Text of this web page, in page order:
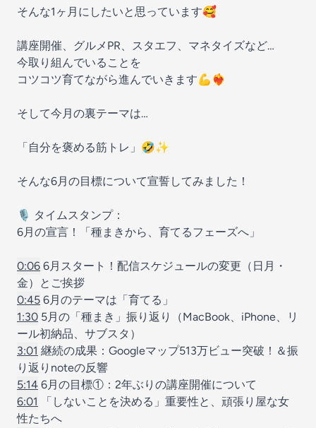
そんな1ヶ月にしたいと思っています🥰
講座開催、グルメPR、スタエフ、マネタイズなど…
今取り組んでいることを
コツコツ育てながら進んでいきます💪❤️‍🔥
そして今月の裏テーマは…
「自分を褒める筋トレ」🤣✨
そんな6月の目標について宣誓してみました！
🎙️ タイムスタンプ：
6月の宣言！「種まきから、育てるフェーズへ」
0:06 6月スタート！配信スケジュールの変更（日月・
金）とご挨拶
0:45 6月のテーマは「育てる」
1:30 5月の「種まき」振り返り（MacBook、iPhone、リ
ール初納品、サブスタ）
3:01 継続の成果：Googleマップ513万ビュー突破！＆振
り返りnoteの反響
5:14 6月の目標①：2年ぶりの講座開催について
6:01
「しないことを決める」重要性と、頑張り屋な女
性たちへ